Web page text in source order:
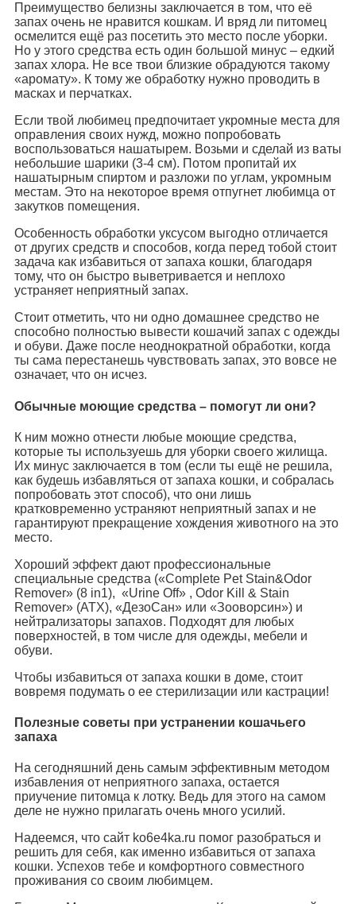
Преимущество белизны заключается в том, что её
запах очень не нравится кошкам. И вряд ли питомец
осмелится ещё раз посетить это место после уборки.
Но у этого средства есть один большой минус – едкий
запах хлора. Не все твои близкие обрадуются такому
«аромату». К тому же обработку нужно проводить в
масках и перчатках.
Если твой любимец предпочитает укромные места для
оправления своих нужд, можно попробовать
воспользоваться нашатырем. Возьми и сделай из ваты
небольшие шарики (3-4 см). Потом пропитай их
нашатырным спиртом и разложи по углам, укромным
местам. Это на некоторое время отпугнет любимца от
закутков помещения.
Особенность обработки уксусом выгодно отличается
от других средств и способов, когда перед тобой стоит
задача как избавиться от запаха кошки, благодаря
тому, что он быстро выветривается и неплохо
устраняет неприятный запах.
Стоит отметить, что ни одно домашнее средство не
способно полностью вывести кошачий запах с одежды
и обуви. Даже после неоднократной обработки, когда
ты сама перестанешь чувствовать запах, это вовсе не
означает, что он исчез.
Обычные моющие средства – помогут ли они?
К ним можно отнести любые моющие средства,
которые ты используешь для уборки своего жилища.
Их минус заключается в том (если ты ещё не решила,
как будешь избавляться от запаха кошки, и собралась
попробовать этот способ), что они лишь
кратковременно устраняют неприятный запах и не
гарантируют прекращение хождения животного на это
место.
Хороший эффект дают профессиональные
специальные средства («Complete Pet Stain&Odor
Remover» (8 in1), «Urine Off» , Odor Kill & Stain
Remover» (ATX), «ДезоСан» или «Зооворсин») и
нейтрализаторы запахов. Подходят для любых
поверхностей, в том числе для одежды, мебели и
обуви.
Чтобы избавиться от запаха кошки в доме, стоит
вовремя подумать о ее стерилизации или кастрации!
Полезные советы при устранении кошачьего
запаха
На сегодняшний день самым эффективным методом
избавления от неприятного запаха, остается
приучение питомца к лотку. Ведь для этого на самом
деле не нужно прилагать очень много усилий.
Надеемся, что сайт ko6e4ka.ru помог разобраться и
решить для себя, как именно избавиться от запаха
кошки. Успехов тебе и комфортного совместного
проживания со своим любимцем.